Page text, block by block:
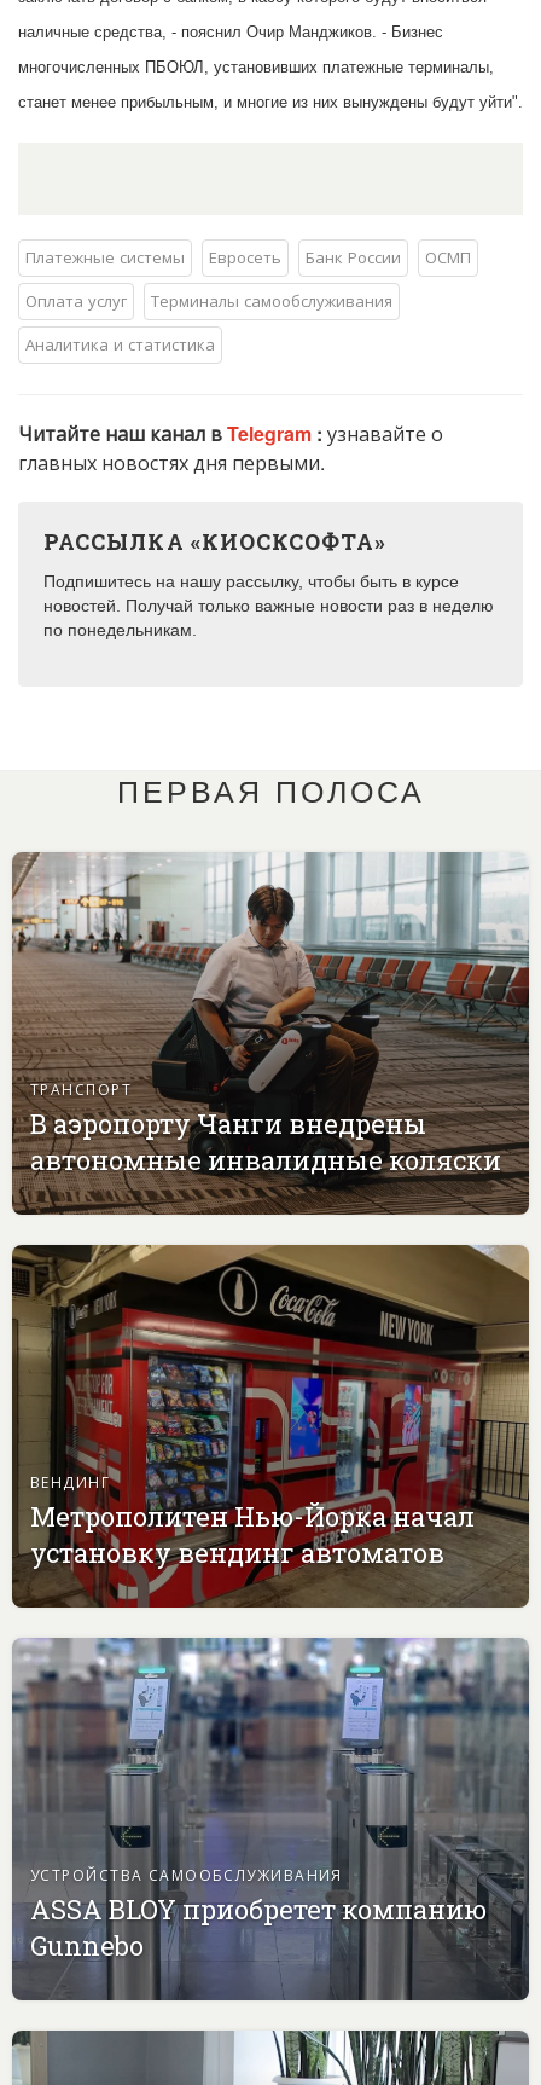
наличные средства, - пояснил Очир Манджиков. - Бизнес
многочисленных ПБОЮЛ, установивших платежные терминалы,
станет менее прибыльным, и многие из них вынуждены будут уйти".
Платежные системы Евросеть Банк России
ОСМП
Оплата услуг
Терминалы самообслуживания
Аналитика и статистика
Читайте наш канал вTelegram : узнавайте о
главных новостях дня первыми.
РАССЫЛКА «КИОСКСОФТА»
Подпишитесь на нашу рассылку, чтобы быть в курсе
новостей. Получай только важные новости раз в неделю
по понедельникам.
ПЕРВАЯ ПОЛОСА
ТРАНСПОРТ
В аэропорту Чанги внедрены
автономные инвалидные коляски
ВЕНДИНГ
Метрополитен Нью-Йорка начал
установку вендинг автоматов
УСТРОЙСТВА САМООБСЛУЖИВАНИЯ
ASSA BLOY приобретет компанию
Gunnebo